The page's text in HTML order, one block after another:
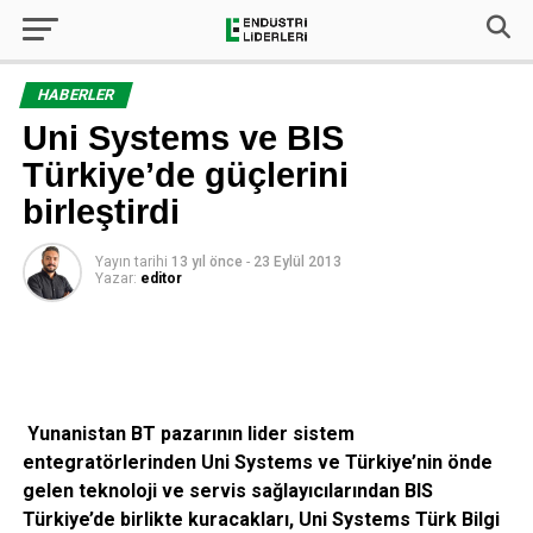
HABERLER
Uni Systems ve BIS
Türkiye’de güçlerini
birleştirdi
Yayın tarihi 13 yıl önce - 23 Eylül 2013
Yazar: editor
Yunanistan BT pazarının lider sistem
entegratörlerinden Uni Systems ve Türkiye’nin önde
gelen teknoloji ve servis sağlayıcılarından BIS
Türkiye’de birlikte kuracakları, Uni Systems Türk Bilgi